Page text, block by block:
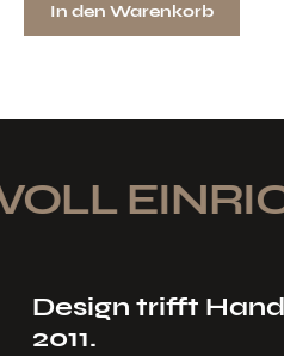
In den Warenkorb
Design trifft
2011.